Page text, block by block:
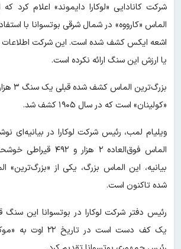
شرکت کانادایی «لوکارا دایموند» اعلام
الماس «کارووه» در شمال شرقی بوتسوانا با
اشعه ایکس کشف شده است. این شرکت اطلاعات
یا ارزش این سنگ ارائه نکرده است.
«کولینان» است که در سال ۱۹۰۵ کشف شد.
ویلیام لمب، رئیس شرکت لوکارا در بیانیه‌ای
الماس فوق‌العاده ۲ هزار
بیانیه، این الماس بزرگ، یکی از
شده تاکنون است.
رئیس دفتر شرکت لوکارا در بوتسوانا این سنگ
یک کف دست است در